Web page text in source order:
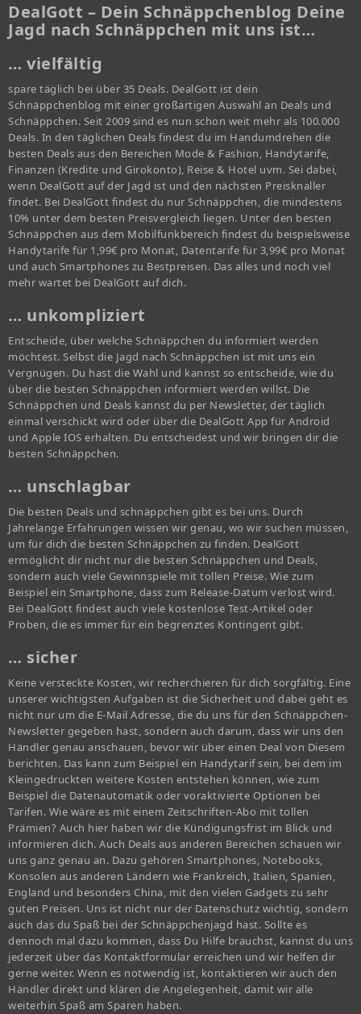
DealGott – Dein Schnäppchenblog Deine
Jagd nach Schnäppchen mit uns ist…
… vielfältig
spare täglich bei über 35 Deals. DealGott ist dein
Schnäppchenblog mit einer großartigen Auswahl an Deals und
Schnäppchen. Seit 2009 sind es nun schon weit mehr als 100.000
Deals. In den täglichen Deals findest du im Handumdrehen die
besten Deals aus den Bereichen Mode & Fashion, Handytarife,
Finanzen (Kredite und Girokonto), Reise & Hotel uvm. Sei dabei,
wenn DealGott auf der Jagd ist und den nächsten Preisknaller
findet. Bei DealGott findest du nur Schnäppchen, die mindestens
10% unter dem besten Preisvergleich liegen. Unter den besten
Schnäppchen aus dem Mobilfunkbereich findest du beispielsweise
Handytarife für 1,99€ pro Monat, Datentarife für 3,99€ pro Monat
und auch Smartphones zu Bestpreisen. Das alles und noch viel
mehr wartet bei DealGott auf dich.
… unkompliziert
Entscheide, über welche Schnäppchen du informiert werden
möchtest. Selbst die Jagd nach Schnäppchen ist mit uns ein
Vergnügen. Du hast die Wahl und kannst so entscheide, wie du
über die besten Schnäppchen informiert werden willst. Die
Schnäppchen und Deals kannst du per Newsletter, der täglich
einmal verschickt wird oder über die DealGott App für Android
und Apple IOS erhalten. Du entscheidest und wir bringen dir die
besten Schnäppchen.
… unschlagbar
Die besten Deals und schnäppchen gibt es bei uns. Durch
Jahrelange Erfahrungen wissen wir genau, wo wir suchen müssen,
um für dich die besten Schnäppchen zu finden. DealGott
ermöglicht dir nicht nur die besten Schnäppchen und Deals,
sondern auch viele Gewinnspiele mit tollen Preise. Wie zum
Beispiel ein Smartphone, dass zum Release-Datum verlost wird.
Bei DealGott findest auch viele kostenlose Test-Artikel oder
Proben, die es immer für ein begrenztes Kontingent gibt.
… sicher
Keine versteckte Kosten, wir recherchieren für dich sorgfältig. Eine
unserer wichtigsten Aufgaben ist die Sicherheit und dabei geht es
nicht nur um die E-Mail Adresse, die du uns für den Schnäppchen-
Newsletter gegeben hast, sondern auch darum, dass wir uns den
Händler genau anschauen, bevor wir über einen Deal von Diesem
berichten. Das kann zum Beispiel ein Handytarif sein, bei dem im
Kleingedruckten weitere Kosten entstehen können, wie zum
Beispiel die Datenautomatik oder voraktivierte Optionen bei
Tarifen. Wie wäre es mit einem Zeitschriften-Abo mit tollen
Prämien? Auch hier haben wir die Kündigungsfrist im Blick und
informieren dich. Auch Deals aus anderen Bereichen schauen wir
uns ganz genau an. Dazu gehören Smartphones, Notebooks,
Konsolen aus anderen Ländern wie Frankreich, Italien, Spanien,
England und besonders China, mit den vielen Gadgets zu sehr
guten Preisen. Uns ist nicht nur der Datenschutz wichtig, sondern
auch das du Spaß bei der Schnäppchenjagd hast. Sollte es
dennoch mal dazu kommen, dass Du Hilfe brauchst, kannst du uns
jederzeit über das Kontaktformular erreichen und wir helfen dir
gerne weiter. Wenn es notwendig ist, kontaktieren wir auch den
Händler direkt und klären die Angelegenheit, damit wir alle
weiterhin Spaß am Sparen haben.